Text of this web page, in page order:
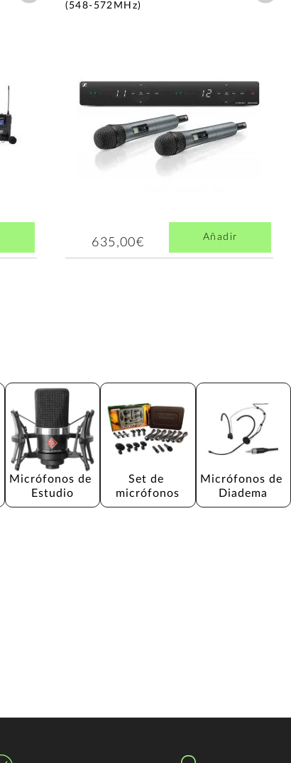
(548-572MHz)
635,00€ Añadir
Micrófonos de
Estudio
Set de
micrófonos
Micrófonos de
Diadema